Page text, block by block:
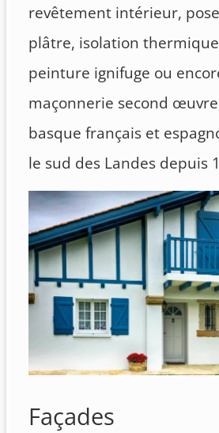
revêtement intérieur,
plâtre, isolation
peinture ignifuge ou
maçonnerie second
basque français et
le sud des Landes depuis
Façades